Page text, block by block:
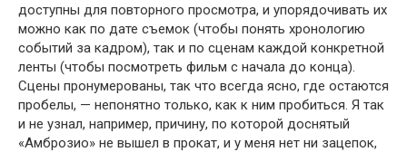
доступны для повторного просмотра, и упорядочивать их
можно как по дате съемок (чтобы понять хронологию
событий за кадром), так и по сценам каждой конкретной
ленты (чтобы посмотреть фильм с начала до конца).
Сцены пронумерованы, так что всегда ясно, где остаются
пробелы, — непонятно только, как к ним пробиться. Я так
и не узнал, например, причину, по которой доснятый
«Амброзио» не вышел в прокат, и у меня нет ни зацепок,